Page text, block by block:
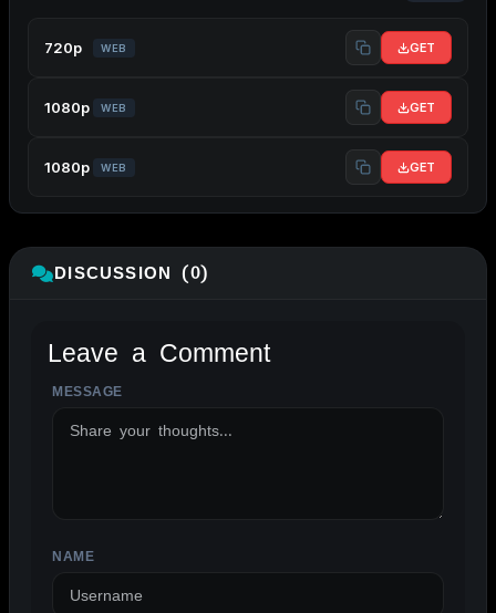
720p WEB GET
1080p WEB GET
1080p WEB GET
DISCUSSION (0)
Leave a Comment
MESSAGE
NAME
ALTERNATIVE: